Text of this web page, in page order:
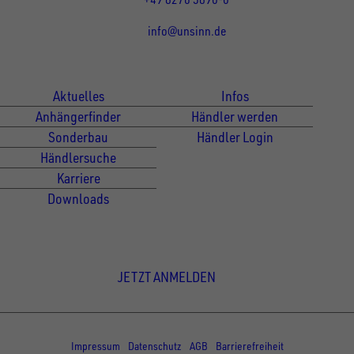
info@unsinn.de
Aktuelles
Anhängerfinder
Sonderbau
Händlersuche
Karriere
Downloads
Infos
Händler werden
Händler Login
JETZT ANMELDEN
Impressum
Datenschutz AGB Barrierefreiheit